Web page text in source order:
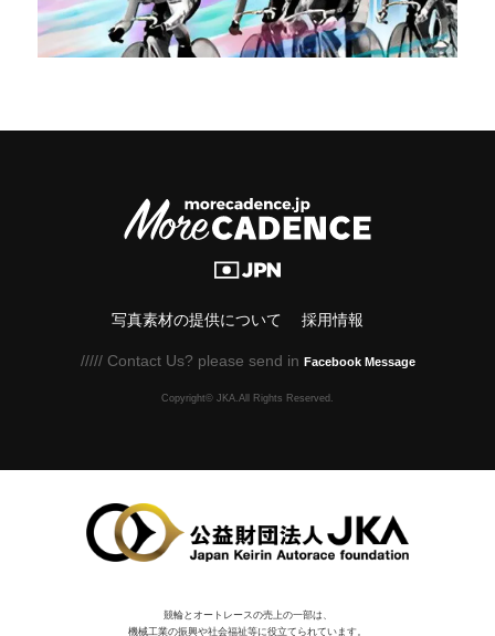
写真素材の提供について 採用情報
///// Contact Us? please send in Facebook Message
Copyright© JKA.All Rights Reserved.
競輪とオートレースの売上の一部は、
機械⼯業の振興や社会福祉等に役⽴てられています。